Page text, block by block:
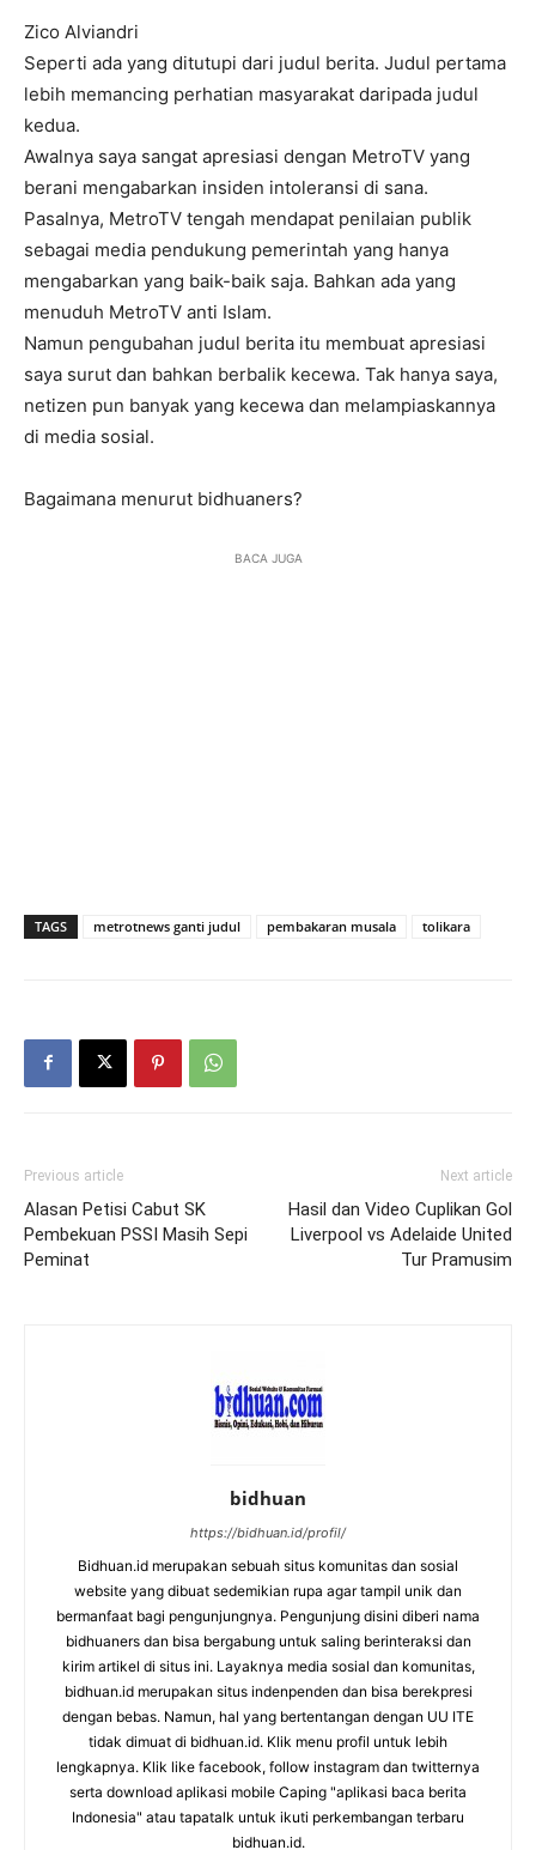
Zico Alviandri
Seperti ada yang ditutupi dari judul berita. Judul pertama
lebih memancing perhatian masyarakat daripada judul
kedua.
Awalnya saya sangat apresiasi dengan MetroTV yang
berani mengabarkan insiden intoleransi di sana.
Pasalnya, MetroTV tengah mendapat penilaian publik
sebagai media pendukung pemerintah yang hanya
mengabarkan yang baik-baik saja. Bahkan ada yang
menuduh MetroTV anti Islam.
Namun pengubahan judul berita itu membuat apresiasi
saya surut dan bahkan berbalik kecewa. Tak hanya saya,
netizen pun banyak yang kecewa dan melampiaskannya
di media sosial.
Bagaimana menurut bidhuaners?
BACA JUGA
TAGS metrotnews ganti judul pembakaran musala tolikara
Previous article
Alasan Petisi Cabut SK
Pembekuan PSSI Masih Sepi
Peminat
Next article
Hasil dan Video Cuplikan Gol
Liverpool vs Adelaide United
Tur Pramusim
bidhuan
https://bidhuan.id/profil/
Bidhuan.id merupakan sebuah situs komunitas dan sosial
website yang dibuat sedemikian rupa agar tampil unik dan
bermanfaat bagi pengunjungnya. Pengunjung disini diberi nama
bidhuaners dan bisa bergabung untuk saling berinteraksi dan
kirim artikel di situs ini. Layaknya media sosial dan komunitas,
bidhuan.id merupakan situs indenpenden dan bisa berekpresi
dengan bebas. Namun, hal yang bertentangan dengan UU ITE
tidak dimuat di bidhuan.id. Klik menu profil untuk lebih
lengkapnya. Klik like facebook, follow instagram dan twitternya
serta download aplikasi mobile Caping "aplikasi baca berita
Indonesia" atau tapatalk untuk ikuti perkembangan terbaru
bidhuan.id.